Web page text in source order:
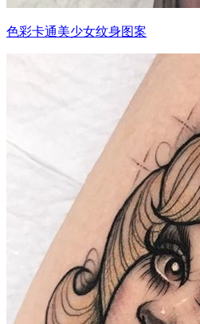
色彩卡通美少女纹身图案